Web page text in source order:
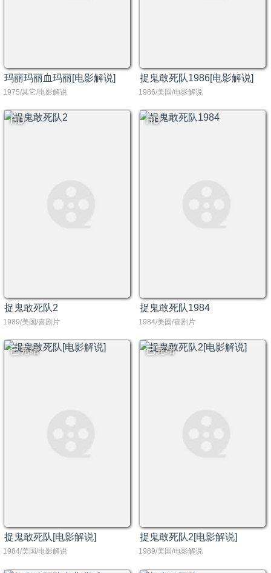
玛丽玛丽血玛丽[电影解说]
1975/其它/电影解说
捉鬼敢死队1986[电影解说]
1986/美国/电影解说
HD
捉鬼敢死队2
1989/美国/喜剧片
HD
捉鬼敢死队1984
1984/美国/喜剧片
已完结
捉鬼敢死队[电影解说]
1984/美国/电影解说
已完结
捉鬼敢死队2[电影解说]
1989/美国/电影解说